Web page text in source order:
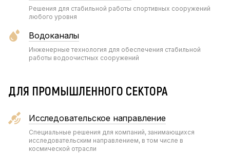
Решения для стабильной работы спортивных сооружений
любого уровня
Водоканалы
Инженерные технология для обеспечения стабильной
работы водоочистных сооружений
ДЛЯ ПРОМЫШЛЕННОГО СЕКТОРА
Исследовательское направление
Специальные решения для компаний, занимающихся
исследовательским направлением, в том числе в
космической отрасли